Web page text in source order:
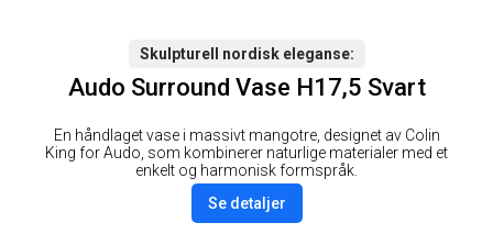
Skulpturell nordisk eleganse
Audo Surround Vase H17,5 Svart
En håndlaget vase i massivt mangotre, designet av Colin
King for Audo, som kombinerer naturlige materialer med et
enkelt og harmonisk formspråk.
Se detaljer